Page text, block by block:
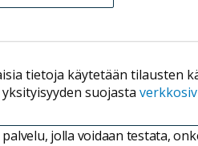
tietoja käytetään tilausten
suojasta
jolla voidaan testata,